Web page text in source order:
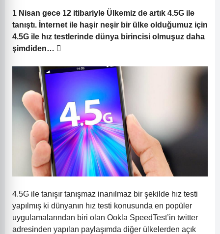
1 Nisan gece 12 itibariyle Ülkemiz de artık 4.5G ile
tanıştı. İnternet ile haşir neşir bir ülke olduğumuz için
4.5G ile hız testlerinde dünya birincisi olmuşuz daha
şimdiden… 
4.5G ile tanışır tanışmaz inanılmaz bir şekilde hız testi
yapılmış ki dünyanın hız testi konusunda en popüler
uygulamalarından biri olan Ookla SpeedTest’in twitter
adresinden yapılan paylaşımda diğer ülkelerden açık